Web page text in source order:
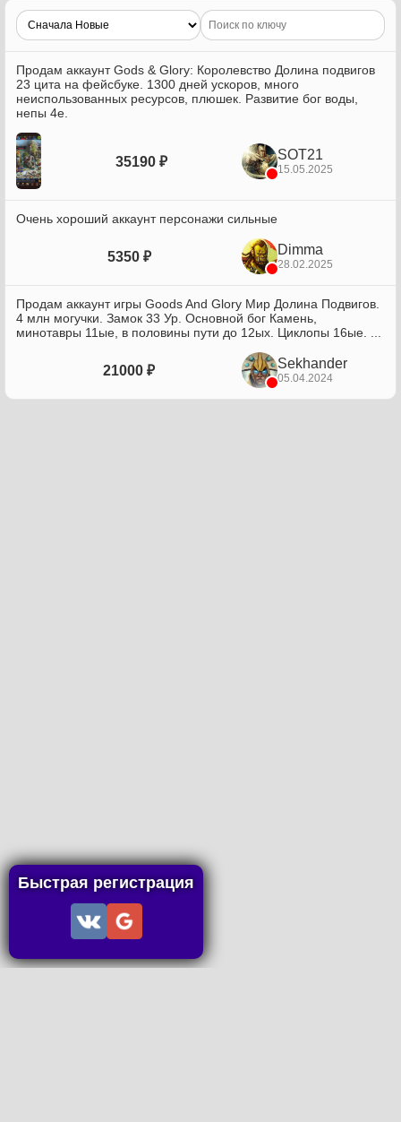
Продам аккаунт Gods & Glory: Королевство Долина подвигов
23 цита на фейсбуке. 1300 дней ускоров, много
неиспользованных ресурсов, плюшек. Развитие бог воды,
непы 4е.
35190 ₽ SOT21
15.05.2025
Очень хороший аккаунт персонажи сильные
5350 ₽ Dimma
28.02.2025
Продам аккаунт игры Goods And Glory Мир Долина Подвигов.
4 млн могучки. Замок 33 Ур. Основной бог Камень,
минотавры 11ые, в половины пути до 12ых. Циклопы 16ые. ...
21000 ₽ Sekhander
05.04.2024
Быстрая регистрация